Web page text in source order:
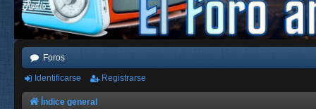
Foros
Identificarse Registrarse
Índice general